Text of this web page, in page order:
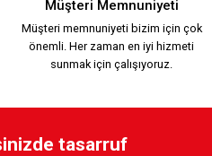
Müşteri Memnuniyeti
Müşteri memnuniyeti bizim için çok
önemli. Her zaman en iyi hizmeti
sunmak için çalışıyoruz.
tasarruf